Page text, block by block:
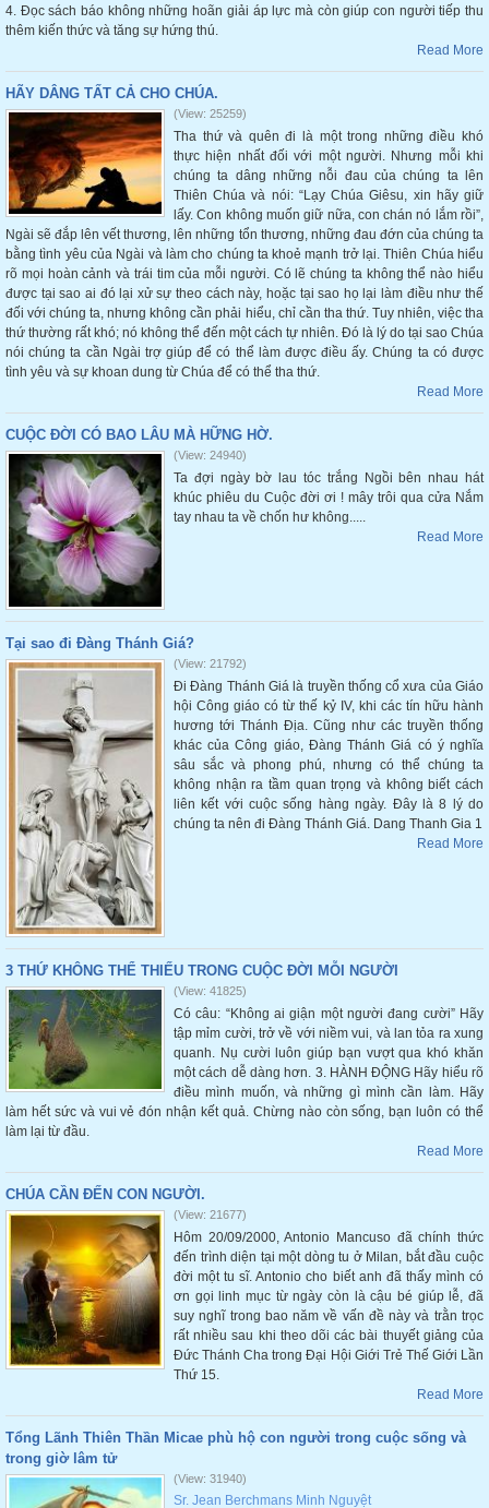
4. Đọc sách báo không những hoãn giải áp lực mà còn giúp con người tiếp thu
thêm kiến thức và tăng sự hứng thú.
Read More
HÃY DÂNG TẤT CẢ CHO CHÚA.
(View: 25259)
Tha thứ và quên đi là một trong những điều khó
thực hiện nhất đối với một người. Nhưng mỗi khi
chúng ta dâng những nỗi đau của chúng ta lên
Thiên Chúa và nói: “Lạy Chúa Giêsu, xin hãy giữ
lấy. Con không muốn giữ nữa, con chán nó lắm rồi”,
Ngài sẽ đắp lên vết thương, lên những tổn thương, những đau đớn của chúng ta
bằng tình yêu của Ngài và làm cho chúng ta khoẻ mạnh trở lại. Thiên Chúa hiểu
rõ mọi hoàn cảnh và trái tim của mỗi người. Có lẽ chúng ta không thể nào hiểu
được tại sao ai đó lại xử sự theo cách này, hoặc tại sao họ lại làm điều như thế
đối với chúng ta, nhưng không cần phải hiểu, chỉ cần tha thứ. Tuy nhiên, việc tha
thứ thường rất khó; nó không thể đến một cách tự nhiên. Đó là lý do tại sao Chúa
nói chúng ta cần Ngài trợ giúp để có thể làm được điều ấy. Chúng ta có được
tình yêu và sự khoan dung từ Chúa để có thể tha thứ.
Read More
CUỘC ĐỜI CÓ BAO LÂU MÀ HỮNG HỜ.
(View: 24940)
Ta đợi ngày bờ lau tóc trắng Ngồi bên nhau hát
khúc phiêu du Cuộc đời ơi ! mây trôi qua cửa Nắm
tay nhau ta về chốn hư không.....
Read More
Tại sao đi Đàng Thánh Giá?
(View: 21792)
Đi Đàng Thánh Giá là truyền thống cổ xưa của Giáo
hội Công giáo có từ thế kỷ IV, khi các tín hữu hành
hương tới Thánh Địa. Cũng như các truyền thống
khác của Công giáo, Đàng Thánh Giá có ý nghĩa
sâu sắc và phong phú, nhưng có thể chúng ta
không nhận ra tầm quan trọng và không biết cách
liên kết với cuộc sống hàng ngày. Đây là 8 lý do
chúng ta nên đi Đàng Thánh Giá. Dang Thanh Gia 1
Read More
3 THỨ KHÔNG THỂ THIẾU TRONG CUỘC ĐỜI MỖI NGƯỜI
(View: 41825)
Có câu: “Không ai giận một người đang cười” Hãy
tập mỉm cười, trở về với niềm vui, và lan tỏa ra xung
quanh. Nụ cười luôn giúp bạn vượt qua khó khăn
một cách dễ dàng hơn. 3. HÀNH ĐỘNG Hãy hiểu rõ
điều mình muốn, và những gì mình cần làm. Hãy
làm hết sức và vui vẻ đón nhận kết quả. Chừng nào còn sống, bạn luôn có thể
làm lại từ đầu.
Read More
CHÚA CẦN ĐẾN CON NGƯỜI.
(View: 21677)
Hôm 20/09/2000, Antonio Mancuso đã chính thức
đến trình diện tại một dòng tu ở Milan, bắt đầu cuộc
đời một tu sĩ. Antonio cho biết anh đã thấy mình có
ơn gọi linh mục từ ngày còn là cậu bé giúp lễ, đã
suy nghĩ trong bao năm về vấn đề này và trằn trọc
rất nhiều sau khi theo dõi các bài thuyết giảng của
Đức Thánh Cha trong Đại Hội Giới Trẻ Thế Giới Lần
Thứ 15.
Read More
Tổng Lãnh Thiên Thần Micae phù hộ con người trong cuộc sống và
trong giờ lâm tử
(View: 31940)
Sr. Jean Berchmans Minh Nguyệt